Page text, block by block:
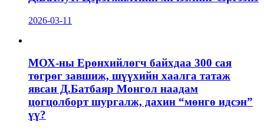
2026-03-11
МОХ-ны Ерөнхийлөгч байхдаа 300 сая
төгрөг завшиж, шүүхийн хаалга татаж
явсан Д.Батбаяр Монгол наадам
цогцолборт шургалж, дахин “мөнгө идсэн”
үү?